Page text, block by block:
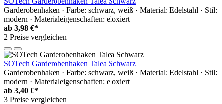
Garderobenhaken · Farbe: schwarz, weiß · Material: Edelstahl · Stil:
modern · Materialeigenschaften: eloxiert
ab 3,98 €*
2 Preise vergleichen
SOTech Garderobenhaken Talea Schwarz
Garderobenhaken · Farbe: schwarz, weiß · Material: Edelstahl · Stil:
modern · Materialeigenschaften: eloxiert
ab 3,40 €*
3 Preise vergleichen